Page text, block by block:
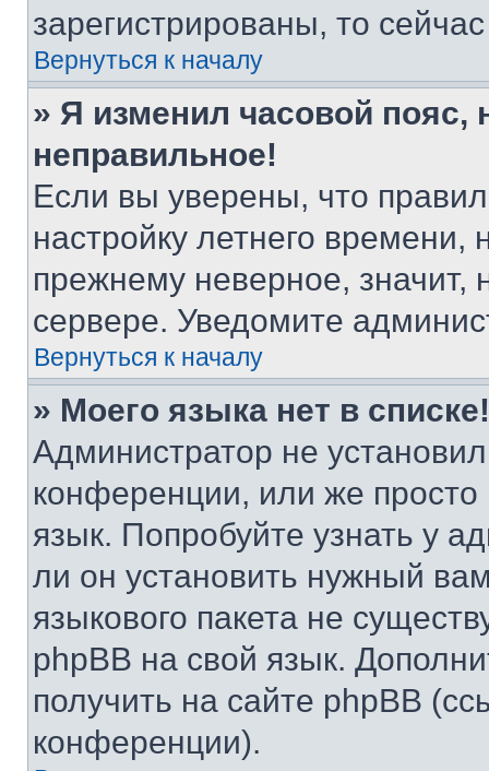
зарегистрированы, то
Вернуться к началу
» Я изменил часовой пояс,
неправильное!
Если вы уверены, что
настройку летнего
прежнему неверное, значит,
сервере. Уведомите
Вернуться к началу
» Моего языка нет в списке!
Администратор не
конференции, или же
язык. Попробуйте узнать у
ли он установить нужный
языкового пакета не
phpBB на свой язык.
получить на сайте phpBB
конференции).